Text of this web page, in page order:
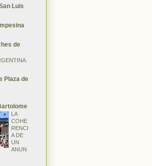
Luis
de
Plaza de
LA
COHE
RENCI
A DE
UN
ANUN